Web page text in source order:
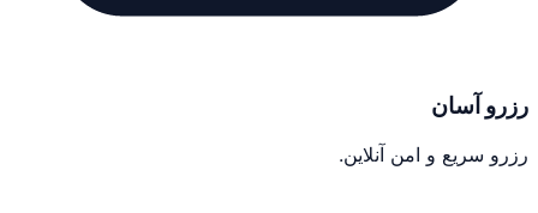
رزرو آسان
رزرو سریع و امن آنلاین.